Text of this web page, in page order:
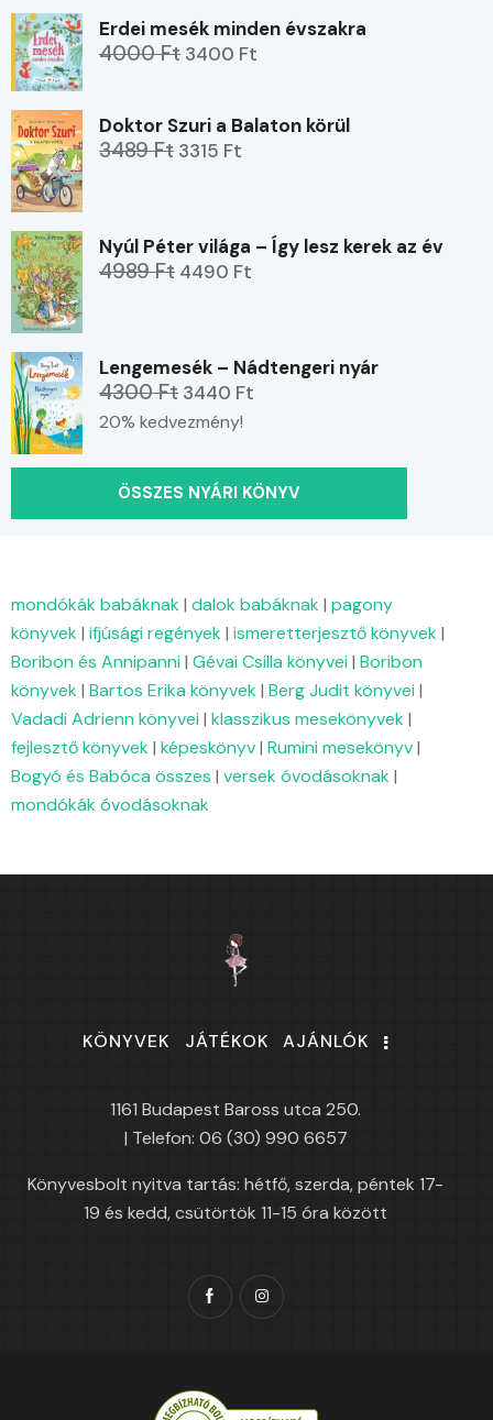
Erdei mesék minden évszakra
4000 Ft 3400 Ft
Doktor Szuri a Balaton körül
3489 Ft 3315 Ft
Nyúl Péter világa – Így lesz kerek az év
4989 Ft 4490 Ft
Lengemesék – Nádtengeri nyár
4300 Ft 3440 Ft
20% kedvezmény!
ÖSSZES NYÁRI KÖNYV
mondókák babáknak | dalok babáknak | pagony
könyvek | ifjúsági regények | ismeretterjesztő könyvek |
Boribon és Annipanni | Gévai Csilla könyvei | Boribon
könyvek | Bartos Erika könyvek | Berg Judit könyvei |
Vadadi Adrienn könyvei | klasszikus mesekönyvek |
fejlesztő könyvek | képeskönyv| Rumini mesekönyv|
Bogyó és Babóca összes | versek óvodásoknak |
mondókák óvodásoknak
KÖNYVEK JÁTÉKOK AJÁNLÓK
1161 Budapest Baross utca 250.
| Telefon: 06 (30) 990 6657
Könyvesbolt nyitva tartás: hétfő, szerda, péntek 17-
19 és kedd, csütörtök 11-15 óra között